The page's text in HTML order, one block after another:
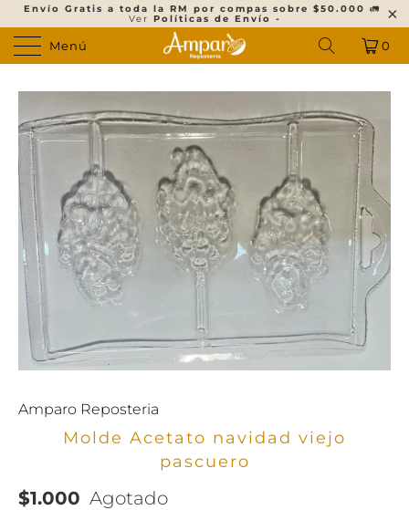
Envío Gratis a toda la RM por compas sobre $50.000 🚛
Ver Políticas de Envío -
Menú 0
Amparo Reposteria
Molde Acetato navidad viejo
pascuero
$1.000 Agotado